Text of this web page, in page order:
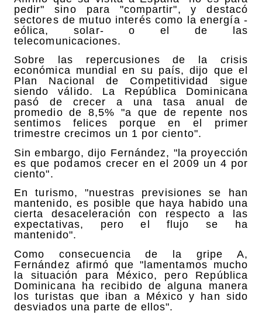
pedir" sino para "compartir", y destacó
sectores de mutuo interés como la energía -
eólica, solar- o el de las
telecomunicaciones.
Sobre las repercusiones de la crisis
económica mundial en su país, dijo que el
Plan Nacional de Competitividad sigue
siendo válido. La República Dominicana
pasó de crecer a una tasa anual de
promedio de 8,5% "a que de repente nos
sentimos felices porque en el primer
trimestre crecimos un 1 por ciento".
Sin embargo, dijo Fernández, "la proyección
es que podamos crecer en el 2009 un 4 por
ciento".
En turismo, "nuestras previsiones se han
mantenido, es posible que haya habido una
cierta desaceleración con respecto a las
expectativas, pero el flujo se ha
mantenido".
Como consecuencia de la gripe A,
Fernández afirmó que "lamentamos mucho
la situación para México, pero República
Dominicana ha recibido de alguna manera
los turistas que iban a México y han sido
desviados una parte de ellos".